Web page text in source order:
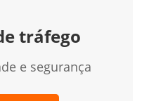
tráfego
e segurança